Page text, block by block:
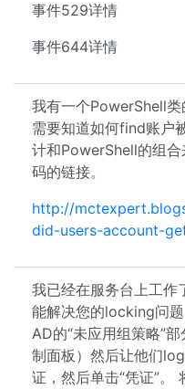
事件529详情
事件644详情
我有一个PowerShell
需要知道如何find账户
计和PowerShell的组
码的链接。
http://
did-users-account-
我已经在服务台上工作
能解决您的locking问
AD的“未应用组策略”
制面板）然后让他们
证，然后单击“凭证”。